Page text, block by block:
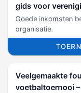
gids voor
Goede inkomsten
organisatie.
Veelgemaakte
voetbaltoernooi